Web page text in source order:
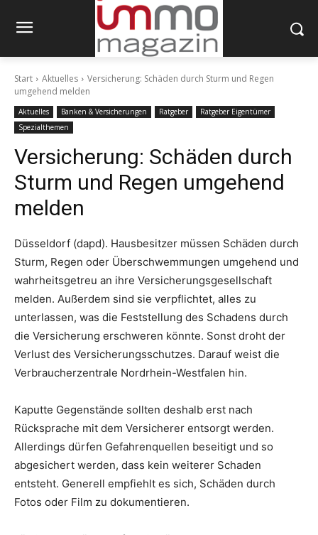
Start Aktuelles
Versicherung: Schäden durch Sturm und Regen
umgehend melden
Aktuelles Banken & Versicherungen Ratgeber
Ratgeber Eigentümer
Spezialthemen
Versicherung: Schäden durch
Sturm und Regen umgehend
melden
Düsseldorf (dapd). Hausbesitzer müssen Schäden durch
Sturm, Regen oder Überschwemmungen umgehend und
wahrheitsgetreu an ihre Versicherungsgesellschaft
melden. Außerdem sind sie verpflichtet, alles zu
unterlassen, was die Feststellung des Schadens durch
die Versicherung erschweren könnte. Sonst droht der
Verlust des Versicherungsschutzes. Darauf weist die
Verbraucherzentrale Nordrhein-Westfalen hin.
Kaputte Gegenstände sollten deshalb erst nach
Rücksprache mit dem Versicherer entsorgt werden.
Allerdings dürfen Gefahrenquellen beseitigt und so
abgesichert werden, dass kein weiterer Schaden
entsteht. Generell empfiehlt es sich, Schäden durch
Fotos oder Film zu dokumentieren.